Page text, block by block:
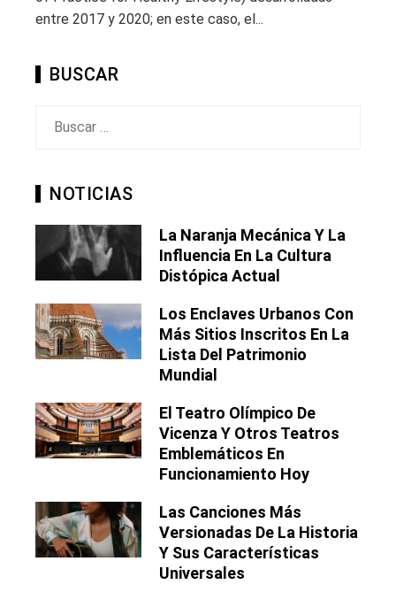
entre 2017 y 2020; en este caso, el...
BUSCAR
NOTICIAS
La Naranja Mecánica Y La
Influencia En La Cultura
Distópica Actual
Los Enclaves Urbanos Con
Más Sitios Inscritos En La
Lista Del Patrimonio
Mundial
El Teatro Olímpico De
Vicenza Y Otros Teatros
Emblemáticos En
Funcionamiento Hoy
Las Canciones Más
Versionadas De La Historia
Y Sus Características
Universales